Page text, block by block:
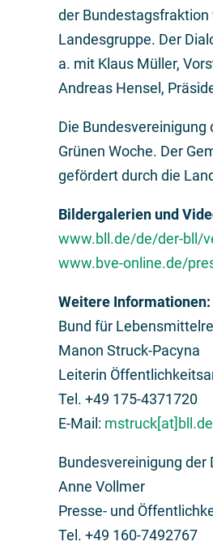
der Bundestagsfraktion
Landesgruppe. Der
a. mit Klaus Müller,
Andreas Hensel,
Die
Grünen Woche. Der
gefördert durch die
Bildergalerien und
www.bll.de/de/der-bll/
www.bve-online.de/
Weitere Informationen:
Bund für
Manon Struck-Pacyna
Leiterin
Tel. +49 175-4371720
E-Mail: mstruck[at]bll.de
Bundesvereinigung der
Anne Vollmer
Presse- und
Tel. +49 160-7492767